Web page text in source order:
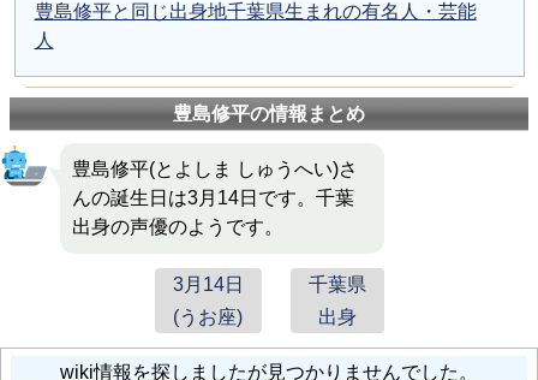
豊島修平と同じ出身地千葉県生まれの有名人・芸能
人
豊島修平の情報まとめ
豊島修平(とよしま しゅうへい)さ
んの誕生日は3月14日です。千葉
出身の声優のようです。
3月14日
(うお座)
千葉県
出身
wiki情報を探しましたが見つかりませんでした。